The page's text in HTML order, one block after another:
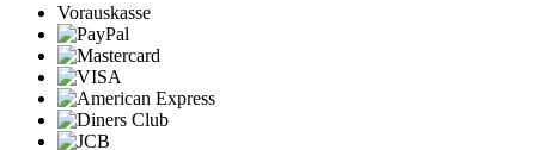
Vorauskasse